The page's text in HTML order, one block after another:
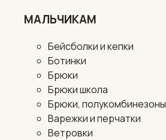
МАЛЬЧИКАМ
Бейсболки и кепки
Ботинки
Брюки
Брюки школа
Брюки, полукомбинезоны
Варежки и перчатки
Ветровки